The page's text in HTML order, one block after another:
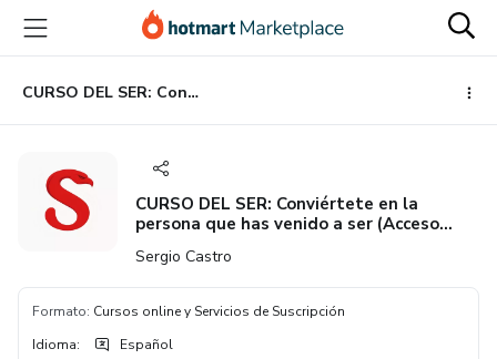
principal
página
de
página
CURSO DEL SER: Conviértete en la persona que has venido a ser (Acceso Anual)
CURSO DEL SER: Conviértete en la
persona que has venido a ser (Acceso
Sergio Castro
Formato: Cursos online y Servicios de Suscripción
Idioma: Español